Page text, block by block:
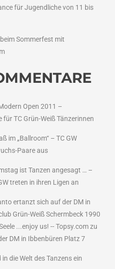
für Jugendliche von 11 bis
Sommerfest mit
Open 2011 –
TC Grün-Weiß Tänzerinnen
im „Ballroom“ – TC GW
Paare aus
ist Tanzen angesagt … –
treten in ihren Ligen an
ertanzt sich auf der DM in
Grün-Weiß Schermbeck 1990
...enjoy us! -- Topsy.comzu
DM in Ibbenbüren Platz 7
in die Welt des Tanzens ein